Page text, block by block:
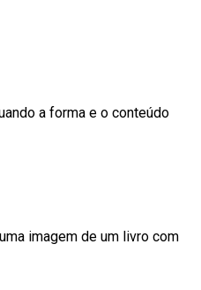
a forma e o conteúdo
imagem de um livro com